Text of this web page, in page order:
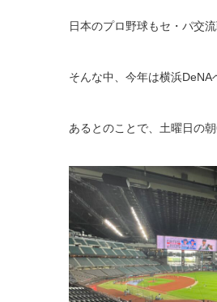
日本のプロ野球もセ・パ交
そんな中、今年は横浜
あるとのことで、 土曜日の